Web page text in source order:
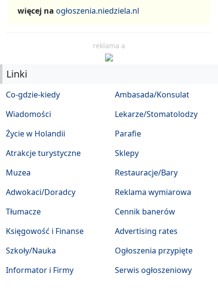
więcej na ogłoszenia.niedziela.nl
reklama a
Linki
Co-gdzie-kiedy
Wiadomości
Życie w Holandii
Atrakcje turystyczne
Muzea
Ambasada/Konsulat
Lekarze/Stomatolodzy
Parafie
Sklepy
Restauracje/Bary
Adwokaci/Doradcy
Tłumacze
Księgowość i Finanse
Szkoły/Nauka
Informator i Firmy
Reklama wymiarowa
Cennik banerów
Advertising rates
Ogłoszenia przypięte
Serwis ogłoszeniowy